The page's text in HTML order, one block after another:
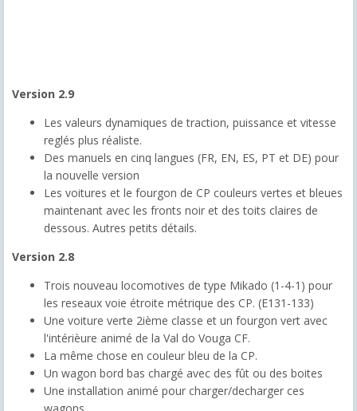
Version 2.9
Les valeurs dynamiques de traction, puissance et vitesse
reglés plus réaliste.
Des manuels en cinq langues (FR, EN, ES, PT et DE) pour
la nouvelle version
Les voitures et le fourgon de CP couleurs vertes et bleues
maintenant avec les fronts noir et des toits claires de
dessous. Autres petits détails.
Version 2.8
Trois nouveau locomotives de type Mikado (1-4-1) pour
les reseaux voie étroite métrique des CP. (E131-133)
Une voiture verte 2ième classe et un fourgon vert avec
l'intérièure animé de la Val do Vouga CF.
La même chose en couleur bleu de la CP.
Un wagon bord bas chargé avec des fût ou des boites
Une installation animé pour charger/decharger ces